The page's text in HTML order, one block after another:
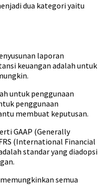
dua kategori yaitu
laporan
keuangan adalah untuk
untuk penggunaan
penggunaan
membuat keputusan.
GAAP (Generally
(International Financial
standar yang diadopsi
semua